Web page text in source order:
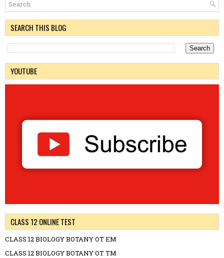
SEARCH THIS BLOG
YOUTUBE
CLASS 12 ONLINE TEST
CLASS 12 BIOLOGY BOTANY OT EM
CLASS 12 BIOLOGY BOTANY OT TM